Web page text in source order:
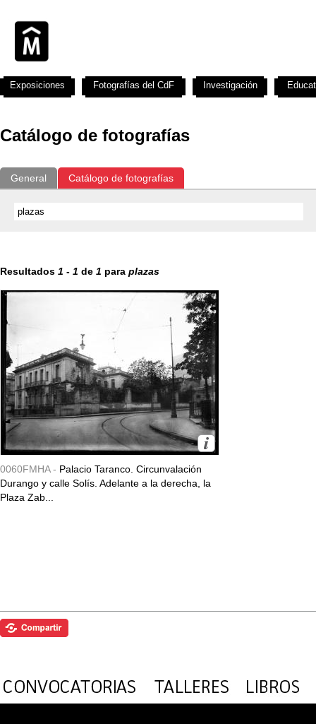
Catálogo de fotografías
General Catálogo de fotografías
Resultados 1 - 1 de 1 para plazas
0060FMHA - Palacio Taranco. Circunvalación
Durango y calle Solís. Adelante a la derecha, la
Plaza Zab...
Exposiciones Fotografías del CdF Investigación